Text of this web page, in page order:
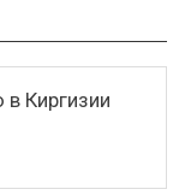
Киргизии